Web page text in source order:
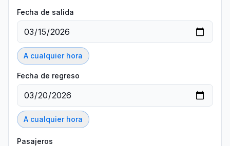
Fecha de salida
A cualquier hora
Fecha de regreso
A cualquier hora
Pasajeros